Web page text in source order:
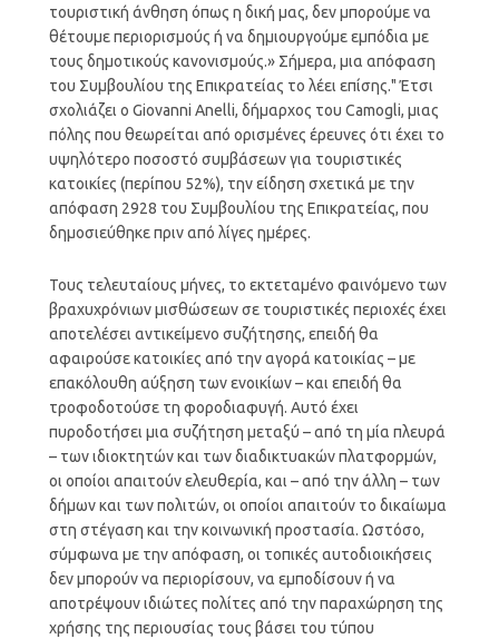
τουριστική άνθηση όπως η δική μας, δεν μπορούμε να
θέτουμε περιορισμούς ή να δημιουργούμε εμπόδια με
τους δημοτικούς κανονισμούς.» Σήμερα, μια απόφαση
του Συμβουλίου της Επικρατείας το λέει επίσης." Έτσι
σχολιάζει ο Giovanni Anelli, δήμαρχος του Camogli, μιας
πόλης που θεωρείται από ορισμένες έρευνες ότι έχει το
υψηλότερο ποσοστό συμβάσεων για τουριστικές
κατοικίες (περίπου 52%), την είδηση ​​σχετικά με την
απόφαση 2928 του Συμβουλίου της Επικρατείας, που
δημοσιεύθηκε πριν από λίγες ημέρες.
Τους τελευταίους μήνες, το εκτεταμένο φαινόμενο των
βραχυχρόνιων μισθώσεων σε τουριστικές περιοχές έχει
αποτελέσει αντικείμενο συζήτησης, επειδή θα
αφαιρούσε κατοικίες από την αγορά κατοικίας – με
επακόλουθη αύξηση των ενοικίων – και επειδή θα
τροφοδοτούσε τη φοροδιαφυγή. Αυτό έχει
πυροδοτήσει μια συζήτηση μεταξύ – από τη μία πλευρά
– των ιδιοκτητών και των διαδικτυακών πλατφορμών,
οι οποίοι απαιτούν ελευθερία, και – από την άλλη – των
δήμων και των πολιτών, οι οποίοι απαιτούν το δικαίωμα
στη στέγαση και την κοινωνική προστασία. Ωστόσο,
σύμφωνα με την απόφαση, οι τοπικές αυτοδιοικήσεις
δεν μπορούν να περιορίσουν, να εμποδίσουν ή να
αποτρέψουν ιδιώτες πολίτες από την παραχώρηση της
χρήσης της περιουσίας τους βάσει του τύπου